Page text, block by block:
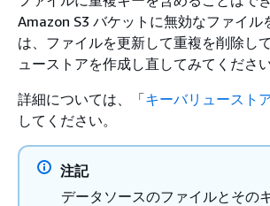
Amazon S3 バケットに無効なファイル
は、ファイルを更新して重複を削除し
ューストアを作成し直してみてください
詳細については、「キーバリュースト
してください。
注記
データソースのファイルとその